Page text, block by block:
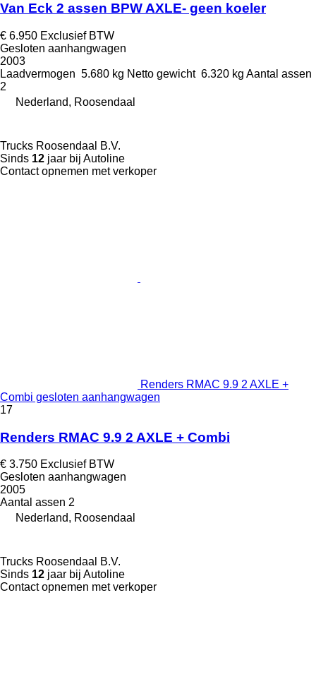
Van Eck 2 assen BPW AXLE- geen koeler
€ 6.950 Exclusief BTW
Gesloten aanhangwagen
2003
Laadvermogen 5.680 kg Netto gewicht 6.320 kg Aantal assen
2
Nederland, Roosendaal
Trucks Roosendaal B.V.
Sinds 12 jaar bij Autoline
Contact opnemen met verkoper
Renders RMAC 9.9 2 AXLE +
Combi gesloten aanhangwagen
17
Renders RMAC 9.9 2 AXLE + Combi
€ 3.750 Exclusief BTW
Gesloten aanhangwagen
2005
Aantal assen 2
Nederland, Roosendaal
Trucks Roosendaal B.V.
Sinds 12 jaar bij Autoline
Contact opnemen met verkoper